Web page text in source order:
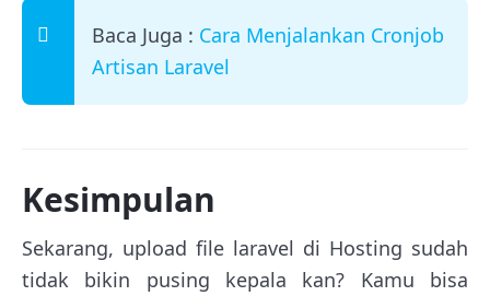
Baca Juga : Cara Menjalankan Cronjob
Artisan Laravel
Kesimpulan
Sekarang, upload file laravel di Hosting sudah
tidak bikin pusing kepala kan? Kamu bisa